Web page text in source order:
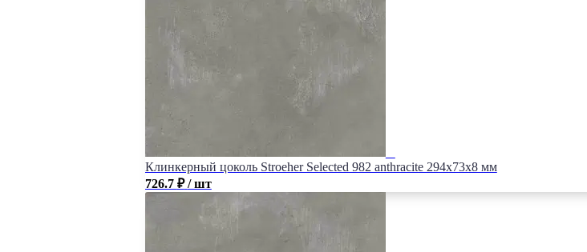
Клинкерный цоколь Stroeher Selected 982 anthracite 294х73х8 мм
726.7 ₽ / шт